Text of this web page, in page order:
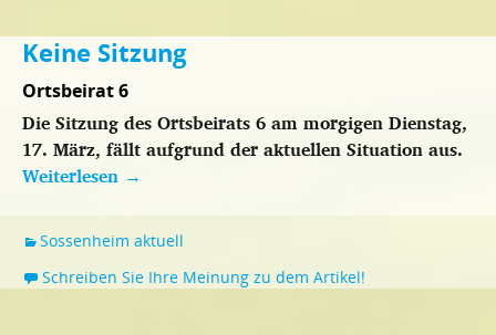
Keine Sitzung
Ortsbeirat 6
Die Sitzung des Ortsbeirats 6 am morgigen Dienstag,
17. März, fällt aufgrund der aktuellen Situation aus.
Weiterlesen →
Sossenheim aktuell
Schreiben Sie Ihre Meinung zu dem Artikel!